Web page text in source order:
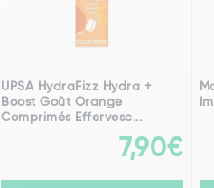
UPSA HydraFizz Hydra +
Boost Goût Orange
Comprimés Effervesc...
7,90€